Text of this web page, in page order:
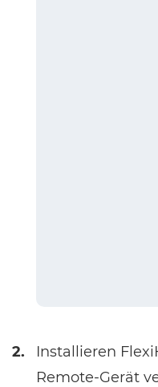
2.
Installieren
Remote-Gerät